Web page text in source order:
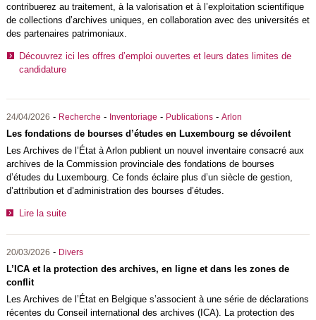
contribuerez au traitement, à la valorisation et à l’exploitation scientifique
de collections d’archives uniques, en collaboration avec des universités et
des partenaires patrimoniaux.
Découvrez ici les offres d’emploi ouvertes et leurs dates limites de
candidature
24/04/2026 - Recherche - Inventoriage - Publications- Arlon
Les fondations de bourses d’études en Luxembourg se dévoilent
Les Archives de l’État à Arlon publient un nouvel inventaire consacré aux
archives de la Commission provinciale des fondations de bourses
d’études du Luxembourg. Ce fonds éclaire plus d’un siècle de gestion,
d’attribution et d’administration des bourses d’études.
Lire la suite
20/03/2026 - Divers
L’ICA et la protection des archives, en ligne et dans les zones de
conflit
Les Archives de l’État en Belgique s’associent à une série de déclarations
récentes du Conseil international des archives (ICA). La protection des